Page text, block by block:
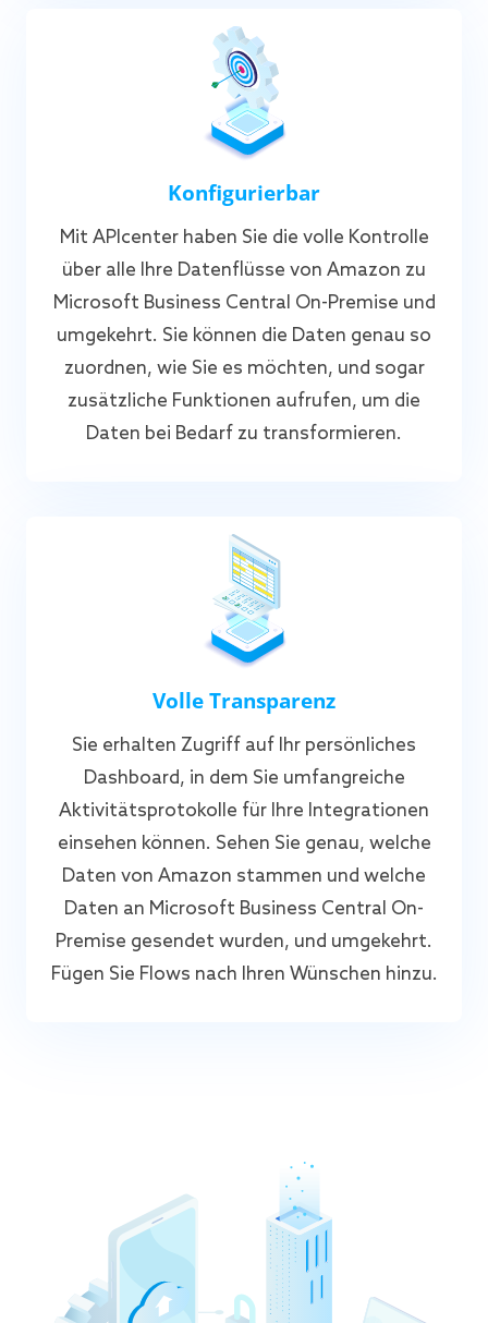
Konfigurierbar
Mit APIcenter haben Sie die volle Kontrolle
über alle Ihre Datenflüsse von Amazon zu
Microsoft Business Central On-Premise und
umgekehrt. Sie können die Daten genau so
zuordnen, wie Sie es möchten, und sogar
zusätzliche Funktionen aufrufen, um die
Daten bei Bedarf zu transformieren.
Volle Transparenz
Sie erhalten Zugriff auf Ihr persönliches
Dashboard, in dem Sie umfangreiche
Aktivitätsprotokolle für Ihre Integrationen
einsehen können. Sehen Sie genau, welche
Daten von Amazon stammen und welche
Daten an Microsoft Business Central On-
Premise gesendet wurden, und umgekehrt.
Fügen Sie Flows nach Ihren Wünschen hinzu.